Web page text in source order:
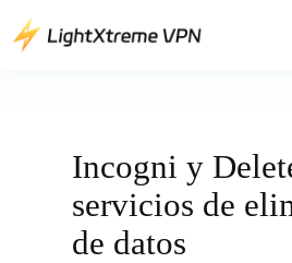
Saltar
Incogni y
servicios de
de datos